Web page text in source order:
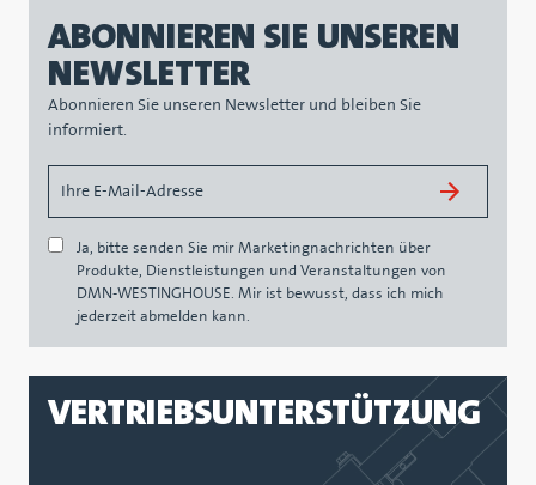
ABONNIEREN SIE UNSEREN
NEWSLETTER
Abonnieren Sie unseren Newsletter und bleiben Sie
informiert.
Ja, bitte senden Sie mir Marketingnachrichten über
Produkte, Dienstleistungen und Veranstaltungen von
DMN-WESTINGHOUSE. Mir ist bewusst, dass ich mich
jederzeit abmelden kann.
VERTRIEBSUNTERSTÜTZUNG